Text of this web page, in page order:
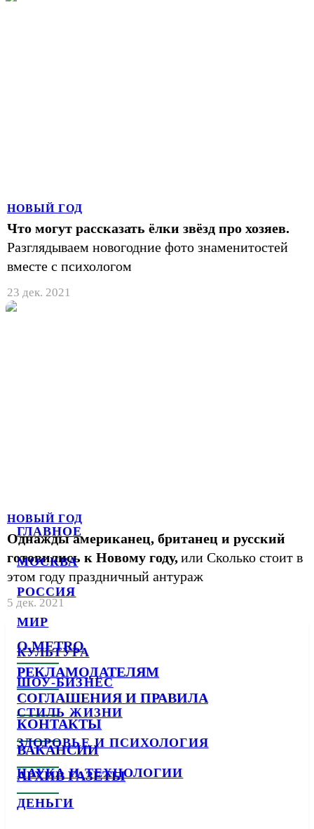
ГЛАВНОЕ
МОСКВА
РОССИЯ
МИР
КУЛЬТУРА
ШОУ-БИЗНЕС
СТИЛЬ ЖИЗНИ
ЗДОРОВЬЕ И ПСИХОЛОГИЯ
НАУКА И ТЕХНОЛОГИИ
ДЕНЬГИ
НОВЫЙ ГОД
Что могут рассказать ёлки звёзд про хозяев.
Разглядываем новогодние фото знаменитостей
вместе с психологом
23 дек. 2021
НОВЫЙ ГОД
Однажды американец, британец и русский
готовились к Новому году,или Сколько стоит в
этом году праздничный антураж
5 дек. 2021
О METRO
РЕКЛАМОДАТЕЛЯМ
СОГЛАШЕНИЯ И ПРАВИЛА
КОНТАКТЫ
ВАКАНСИИ
АРХИВ ГАЗЕТЫ